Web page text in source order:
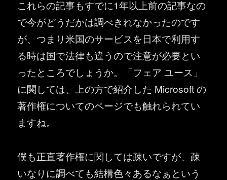
これらの記事もすでに1年以上前の記事なの
で今がどうだかは調べきれなかったのです
が、つまり米国のサービスを日本で利用す
る時は国で法律も違うので注意が必要とい
ったところでしょうか。「フェア ユース」
に関しては、上の方で紹介した Microsoft の
著作権についてのページでも触れられてい
ますね。
僕も正直著作権に関しては疎いですが、疎
いなりに調べても結構色々あるなぁという